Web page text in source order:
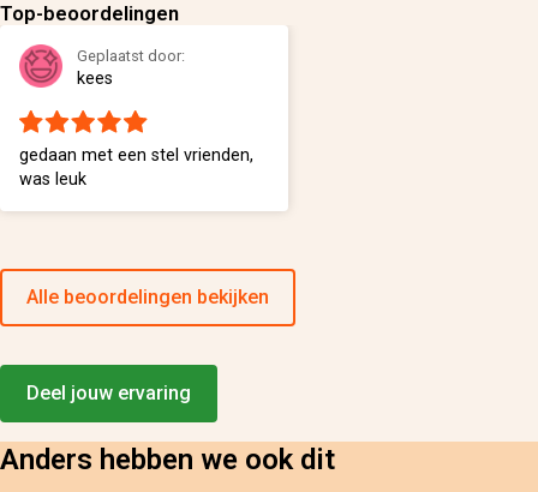
Top-beoordelingen
Geplaatst door:
kees
gedaan met een stel vrienden,
was leuk
Alle beoordelingen bekijken
Deel jouw ervaring
Anders hebben we ook dit